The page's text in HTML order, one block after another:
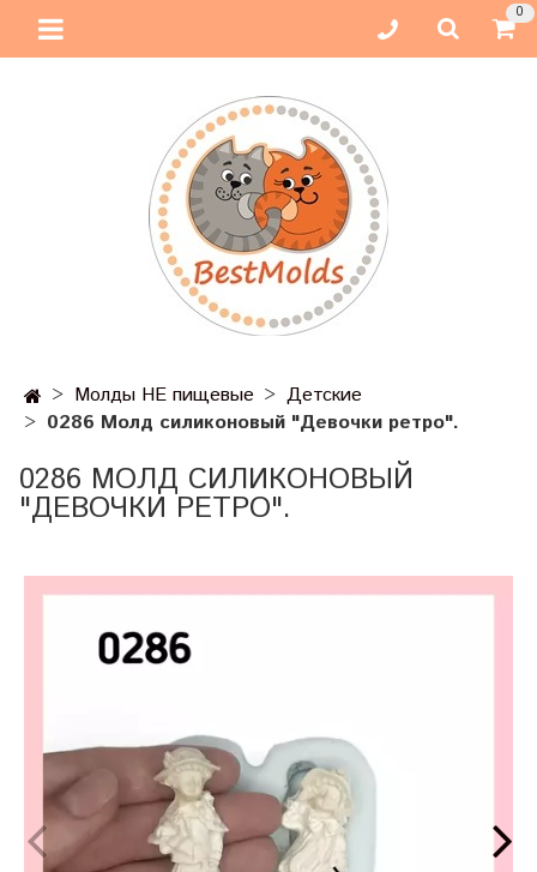
0
Молды НЕ пищевые
Детские
0286 Молд силиконовый "Девочки ретро".
0286 МОЛД СИЛИКОНОВЫЙ
"ДЕВОЧКИ РЕТРО".